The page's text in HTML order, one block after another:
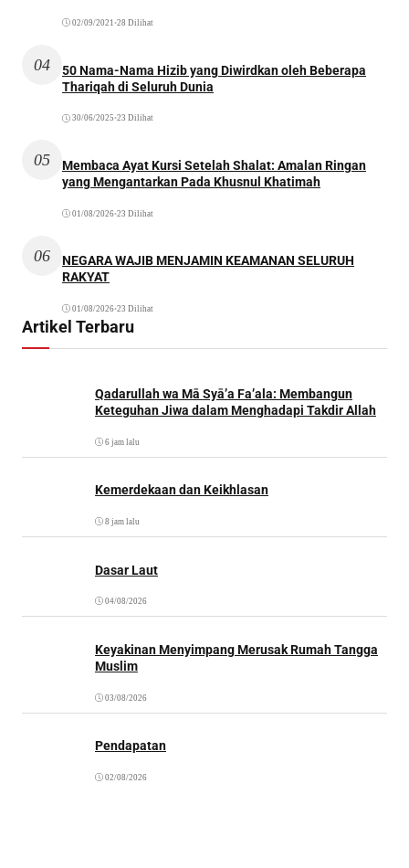
02/09/2021 •28 Dilihat
04
50 Nama-Nama Hizib yang Diwirdkan oleh Beberapa
Thariqah di Seluruh Dunia
30/06/2025 •23 Dilihat
05
Membaca Ayat Kursi Setelah Shalat: Amalan Ringan
yang Mengantarkan Pada Khusnul Khatimah
01/08/2026•23 Dilihat
06
NEGARA WAJIB MENJAMIN KEAMANAN SELURUH
RAKYAT
01/08/2026•23 Dilihat
Artikel Terbaru
Qadarullah wa Mā Syā’a Fa’ala: Membangun
Keteguhan Jiwa dalam Menghadapi Takdir Allah
6 jam lalu
Kemerdekaan dan Keikhlasan
8 jam lalu
Dasar Laut
04/08/2026
Keyakinan Menyimpang Merusak Rumah Tangga
Muslim
03/08/2026
Pendapatan
02/08/2026